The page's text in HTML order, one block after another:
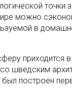
точки
можно
в
приходится
шведским
построен